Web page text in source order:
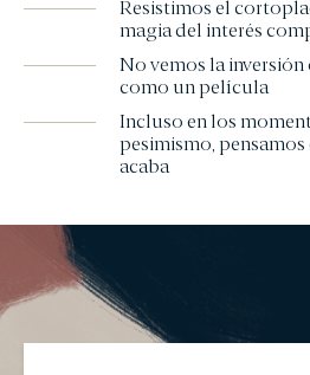
Resistimos el
magia del interés
No vemos la
como un película
Incluso en los
pesimismo,
acaba